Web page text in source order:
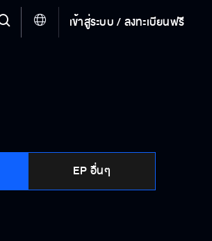
เข้าสู่ระบบ / ลงทะเบียนฟรี
EP อื่นๆ
เธอเป็นยายหมวยของฉันต่างหาก
แกกับบัวกอดกันกลางโรงพยาบาล